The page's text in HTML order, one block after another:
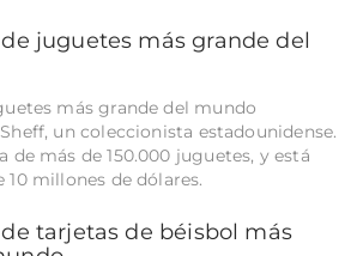
juguetes más grande del
más grande del mundo
un coleccionista estadounidense.
de más de 150.000 juguetes, y está
10 millones de dólares.
tarjetas de béisbol más